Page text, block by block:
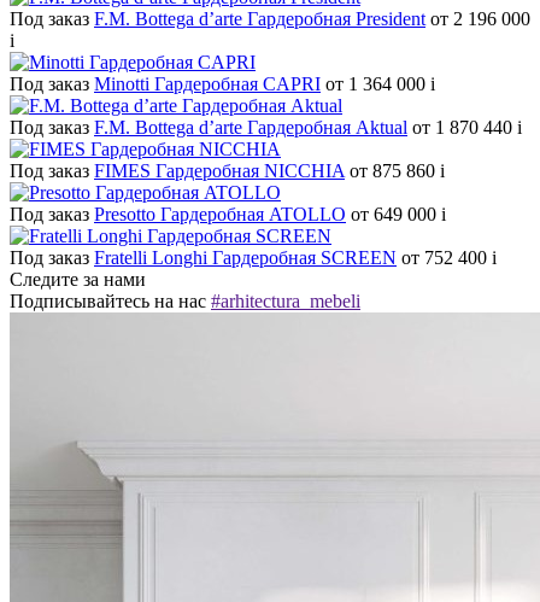
Под заказ F.M. Bottega d’arte Гардеробная President от 2 196 000
i
Под заказ Minotti Гардеробная CAPRI от 1 364 000 i
Под заказ F.M. Bottega d’arte Гардеробная Aktual от 1 870 440 i
Под заказ FIMES Гардеробная NICCHIA от 875 860 i
Под заказ Presotto Гардеробная ATOLLO от 649 000 i
Под заказ Fratelli Longhi Гардеробная SCREEN от 752 400 i
Следите за нами
Подписывайтесь на нас #arhitectura_mebeli